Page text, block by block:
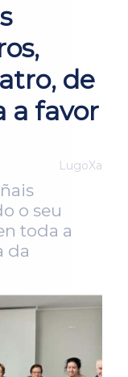
de
a favor
LugoXa
o seu
toda a
da